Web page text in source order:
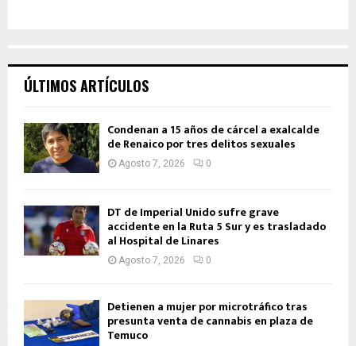
ÚLTIMOS ARTÍCULOS
Condenan a 15 años de cárcel a exalcalde
de Renaico por tres delitos sexuales
Agosto 7, 2026 0
DT de Imperial Unido sufre grave
accidente en la Ruta 5 Sur y es trasladado
al Hospital de Linares
Agosto 7, 2026 0
Detienen a mujer por microtráfico tras
presunta venta de cannabis en plaza de
Temuco